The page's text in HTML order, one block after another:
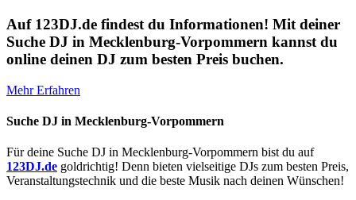
Auf 123DJ.de findest du Informationen! Mit deiner
Suche DJ in Mecklenburg-Vorpommern kannst du
online deinen DJ zum besten Preis buchen.
Mehr Erfahren
Suche DJ in Mecklenburg-Vorpommern
Für deine Suche DJ in Mecklenburg-Vorpommern bist du auf
123DJ.de goldrichtig! Denn bieten vielseitige DJs zum besten Preis,
Veranstaltungstechnik und die beste Musik nach deinen Wünschen!